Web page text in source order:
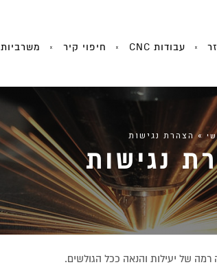
עבודות CNC חיפוי קיר משרביות
» הצהרת נגישות
נגישות
של יעילות והנאה ככל הגולשים.